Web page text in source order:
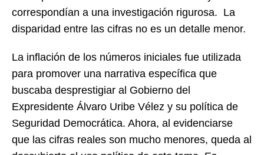
correspondían a una investigación rigurosa. La
disparidad entre las cifras no es un detalle menor.
La inflación de los números iniciales fue utilizada
para promover una narrativa específica que
buscaba desprestigiar al Gobierno del
Expresidente Álvaro Uribe Vélez y su política de
Seguridad Democrática. Ahora, al evidenciarse
que las cifras reales son mucho menores, queda al